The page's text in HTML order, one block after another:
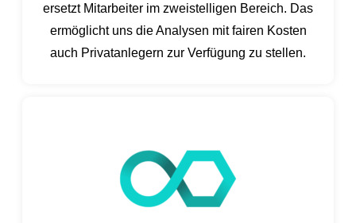
ersetzt Mitarbeiter im zweistelligen Bereich. Das
ermöglicht uns die Analysen mit fairen Kosten
auch Privatanlegern zur Verfügung zu stellen.